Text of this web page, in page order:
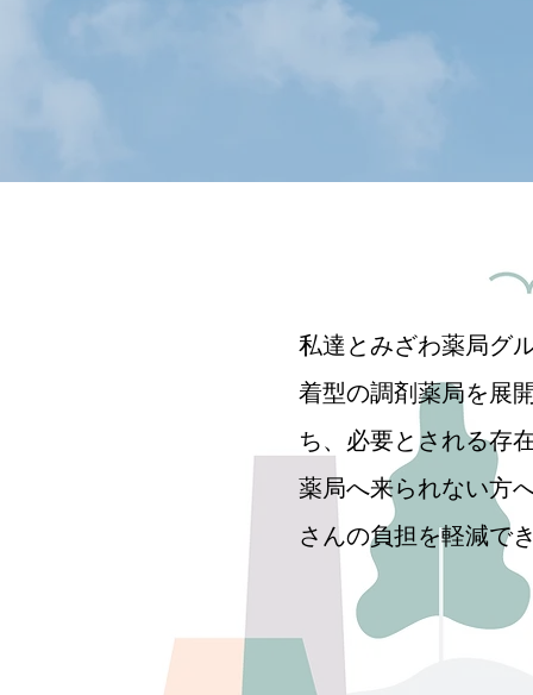
私達とみざわ薬局グ
着型の調剤薬局を展
ち、必要とされる存
薬局へ来られない方
さんの負担を軽減で